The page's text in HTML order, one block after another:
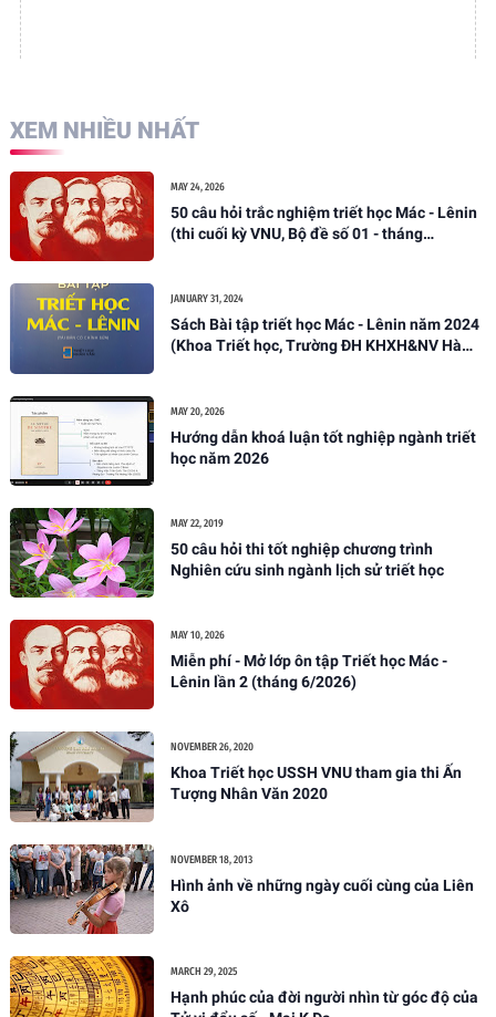
XEM NHIỀU NHẤT
MAY 24, 2026
50 câu hỏi trắc nghiệm triết học Mác - Lênin
(thi cuối kỳ VNU, Bộ đề số 01 - tháng
JANUARY 31, 2024
Sách Bài tập triết học Mác - Lênin năm 2024
(Khoa Triết học, Trường ĐH KHXH&NV Hà
MAY 20, 2026
Hướng dẫn khoá luận tốt nghiệp ngành triết
học năm 2026
MAY 22, 2019
50 câu hỏi thi tốt nghiệp chương trình
Nghiên cứu sinh ngành lịch sử triết học
MAY 10, 2026
Miễn phí - Mở lớp ôn tập Triết học Mác -
Lênin lần 2 (tháng 6/2026)
NOVEMBER 26, 2020
Khoa Triết học USSH VNU tham gia thi Ấn
Tượng Nhân Văn 2020
NOVEMBER 18, 2013
Hình ảnh về những ngày cuối cùng của Liên
Xô
MARCH 29, 2025
Hạnh phúc của đời người nhìn từ góc độ của